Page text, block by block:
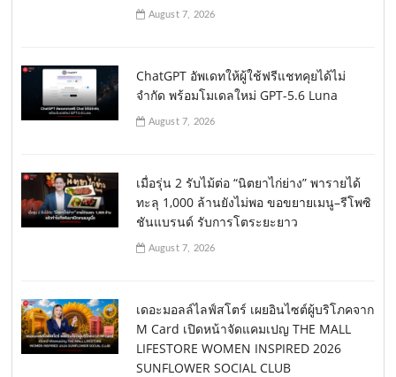
August 7, 2026
ChatGPT อัพเดทให้ผู้ใช้ฟรีแชทคุยได้ไม่
จำกัด พร้อมโมเดลใหม่ GPT-5.6 Luna
August 7, 2026
เมื่อรุ่น 2 รับไม้ต่อ “นิตยาไก่ย่าง” พารายได้
ทะลุ 1,000 ล้านยังไม่พอ ขอขยายเมนู–รีโพซิ
ชันแบรนด์ รับการโตระยะยาว
August 7, 2026
เดอะมอลล์ไลฟ์สโตร์ เผยอินไซต์ผู้บริโภคจาก
M Card เปิดหน้าจัดแคมเปญ THE MALL
LIFESTORE WOMEN INSPIRED 2026
SUNFLOWER SOCIAL CLUB